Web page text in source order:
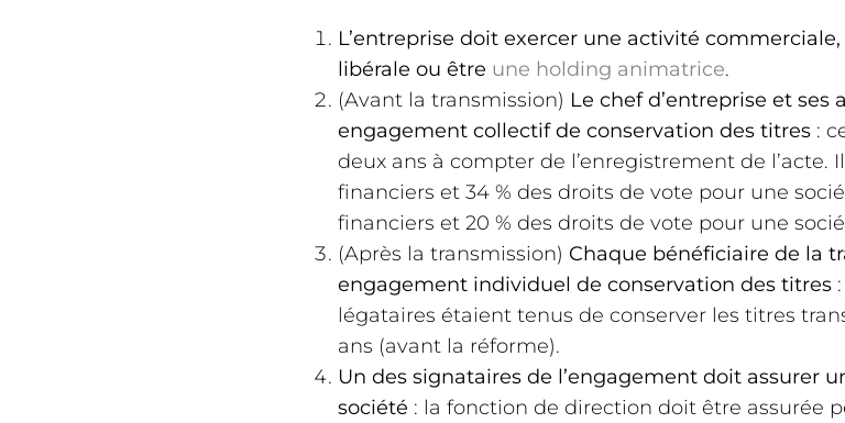
L’entreprise doit exercer une activité
libérale ou être une holding animatrice.
(Avant la transmission) Le chef d’entreprise et ses
engagement collectif de conservation des titres:
deux ans à compter de l’enregistrement de l’acte.
financiers et 34 % des droits de vote pour une
financiers et 20 % des droits de vote pour une
(Après la transmission) Chaque bénéficiaire de la
engagement individuel de conservation des titres:
légataires étaient tenus de conserver les titres
ans (avant la réforme).
Un des signataires de l’engagement doit assurer
société : la fonction de direction doit être assurée